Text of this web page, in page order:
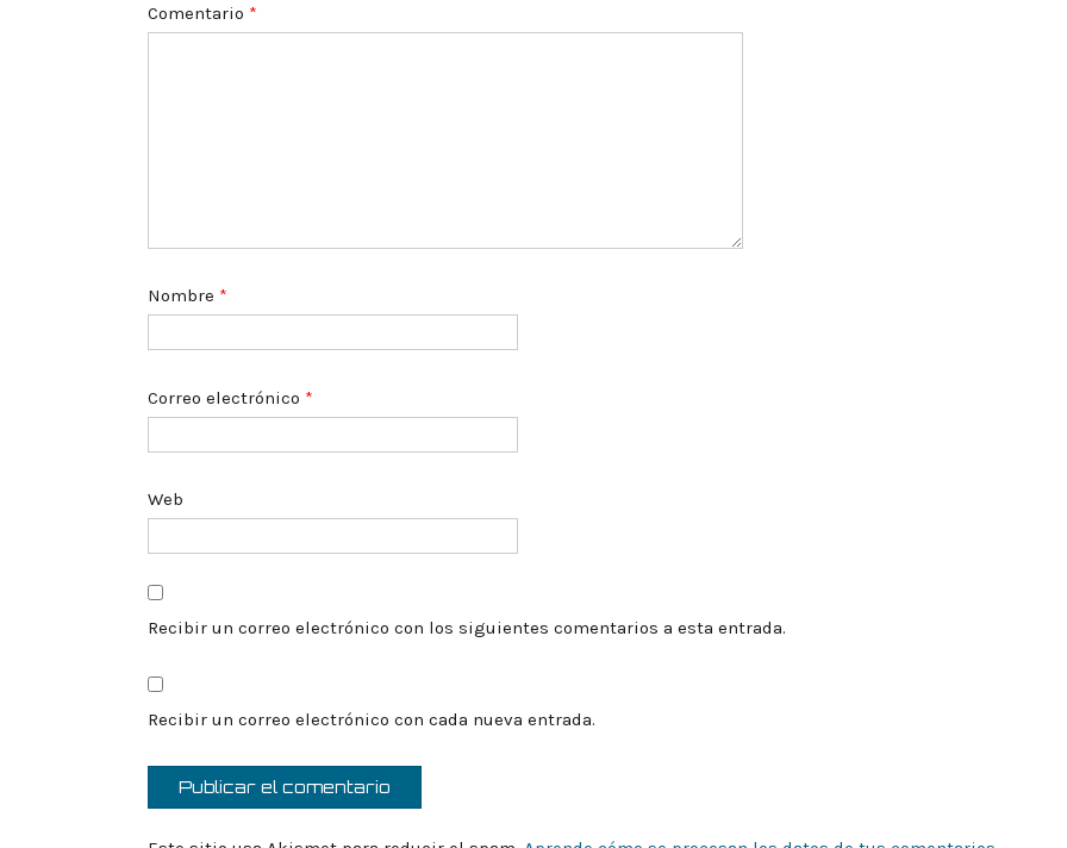
Comentario *
Nombre *
Correo electrónico *
Web
Recibir un correo electrónico con los siguientes comentarios a esta entrada.
Recibir un correo electrónico con cada nueva entrada.